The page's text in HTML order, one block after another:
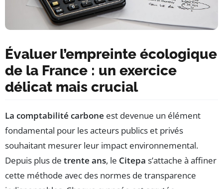
Évaluer l’empreinte écologique
de la France : un exercice
délicat mais crucial
La comptabilité carbone est devenue un élément
fondamental pour les acteurs publics et privés
souhaitant mesurer leur impact environnemental.
Depuis plus de trente ans, le Citepa s’attache à affiner
cette méthode avec des normes de transparence